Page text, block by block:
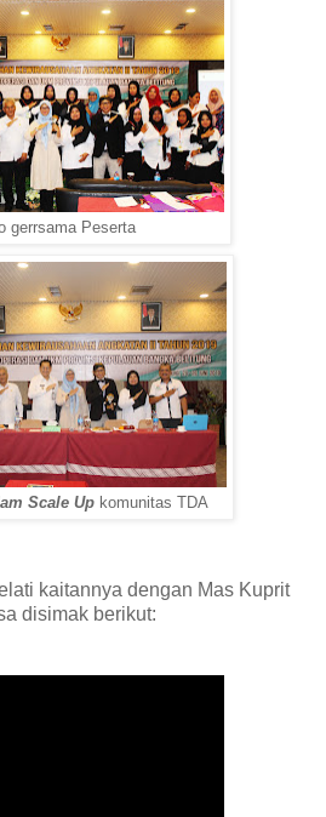
gerrsama Peserta
Scale Up komunitas TDA
kaitannya dengan Mas Kuprit
disimak berikut: